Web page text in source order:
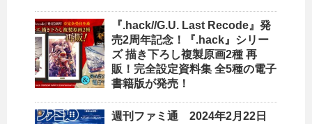
『.hack//G.U. Last Recode』発
売2周年記念！『.hack』シリー
ズ 描き下ろし複製原画2種 再
販！完全設定資料集 全5種の電子
書籍版が発売！
週刊ファミ通 2024年2月22日